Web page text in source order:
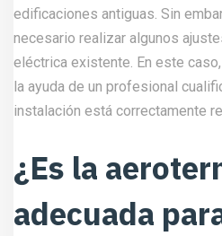
edificaciones antiguas. Sin
necesario realizar algunos
eléctrica existente. En este
la ayuda de un profesional
instalación está correctamente
¿Es la
adecuada